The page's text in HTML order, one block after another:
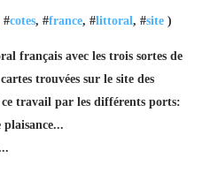
#cotes, #france, #littoral , #site )
français avec les trois sortes de
trouvées sur le site des
ce travail par les différents ports:
plaisance...